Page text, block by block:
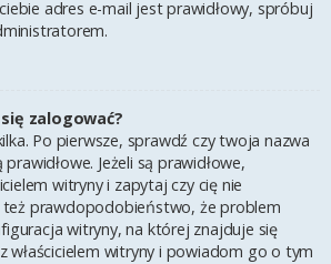
adres e-mail jest prawidłowy, spróbuj
zalogować?
Po pierwsze, sprawdź czy twoja nazwa
Jeżeli są prawidłowe,
witryny i zapytaj czy cię nie
też prawdopodobieństwo, że problem
witryny, na której znajduje się
właścicielem witryny i powiadom go o tym